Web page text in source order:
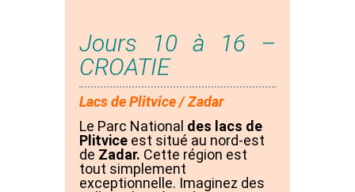
Jours 10 à 16 –
CROATIE
Lacs de Plitvice / Zadar
Le Parc National des lacs de
Plitvice est situé au nord-est
de Zadar. Cette région est
tout simplement
exceptionnelle. Imaginez des